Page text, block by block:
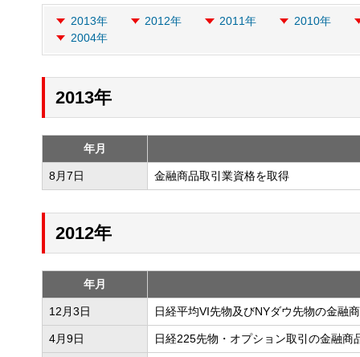
2013年 2012年 2011年
2010年
2004年
2013年
年月
8月7日 金融商品取引業資格を取得
2012年
年月
12月3日 日経平均VI先物及びNYダウ先物の金融
4月9日 日経225先物・オプション取引の金融商